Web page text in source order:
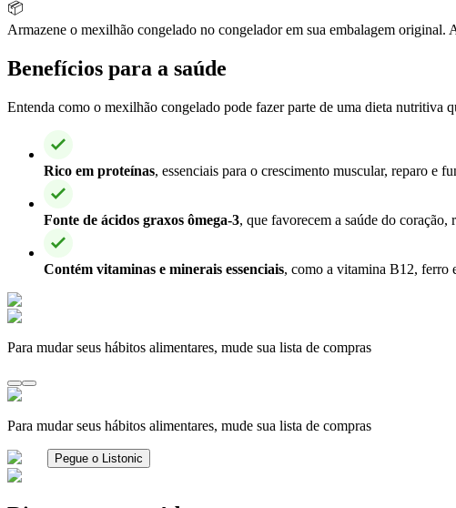
📦
Armazene o mexilhão congelado no congelador em sua embalagem original.
Benefícios para a saúde
Entenda como o mexilhão congelado pode fazer parte de uma dieta nutritiva
Rico em proteínas, essenciais para o crescimento muscular, reparo e
Fonte de ácidos graxos ômega-3, que favorecem a saúde do
Contém vitaminas e minerais essenciais, como a vitamina B12, ferro
Para mudar seus hábitos alimentares, mude sua lista de compras
Para mudar seus hábitos alimentares, mude sua lista de compras
Pegue o Listonic